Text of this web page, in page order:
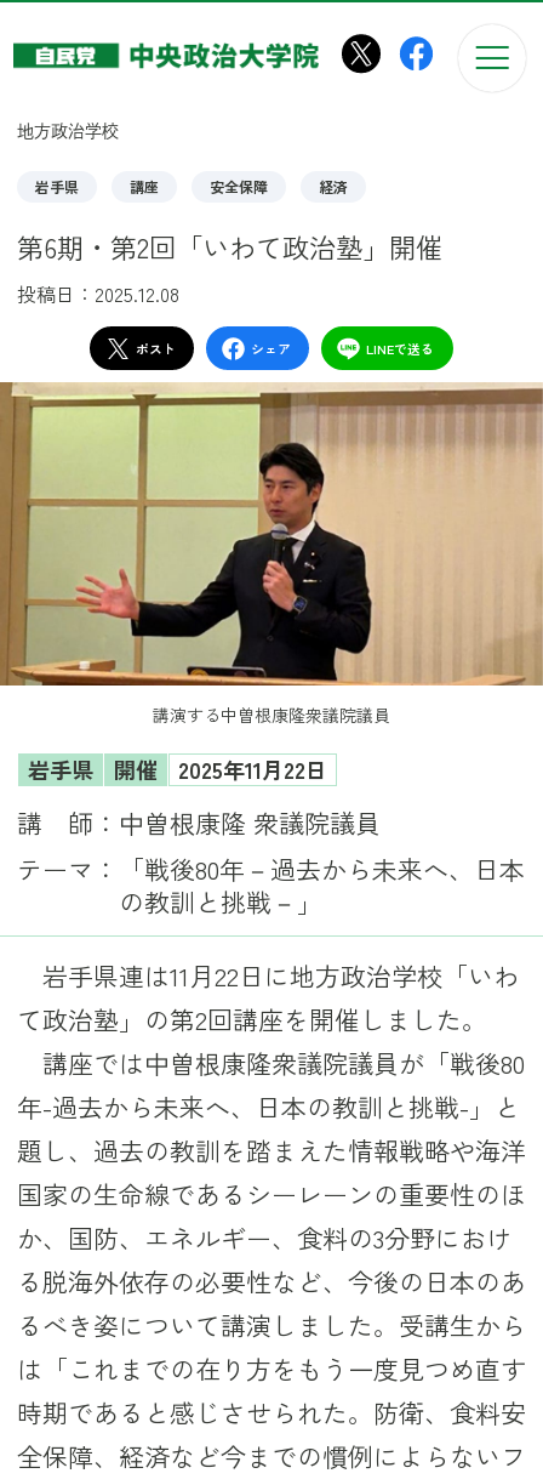
このページの本文へ移動
地方政治学校
岩手県 講座 安全保障 経済
第6期・第2回「いわて政治塾」開催
投稿日：2025.12.08
ポスト シェア LINEで送る
講演する中曽根康隆衆議院議員
岩手県 開催 2025年11月22日
講 師： 中曽根康隆 衆議院議員
テーマ：
「戦後80年－過去から未来へ、日本
の教訓と挑戦－」
岩手県連は11月22日に地方政治学校「いわ
て政治塾」の第2回講座を開催しました。
講座では中曽根康隆衆議院議員が「戦後80
年-過去から未来へ、日本の教訓と挑戦-」と
題し、過去の教訓を踏まえた情報戦略や海洋
国家の生命線であるシーレーンの重要性のほ
か、国防、エネルギー、食料の3分野におけ
る脱海外依存の必要性など、今後の日本のあ
るべき姿について講演しました。受講生から
は「これまでの在り方をもう一度見つめ直す
時期であると感じさせられた。防衛、食料安
全保障、経済など今までの慣例によらないフ